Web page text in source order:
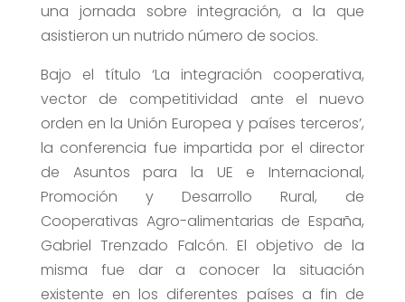
una jornada sobre integración, a la que
asistieron un nutrido número de socios.
Bajo el título ‘La integración cooperativa,
vector de competitividad ante el nuevo
orden en la Unión Europea y países terceros’,
la conferencia fue impartida por el director
de Asuntos para la UE e Internacional,
Promoción y Desarrollo Rural, de
Cooperativas Agro-alimentarias de España,
Gabriel Trenzado Falcón. El objetivo de la
misma fue dar a conocer la situación
existente en los diferentes países a fin de